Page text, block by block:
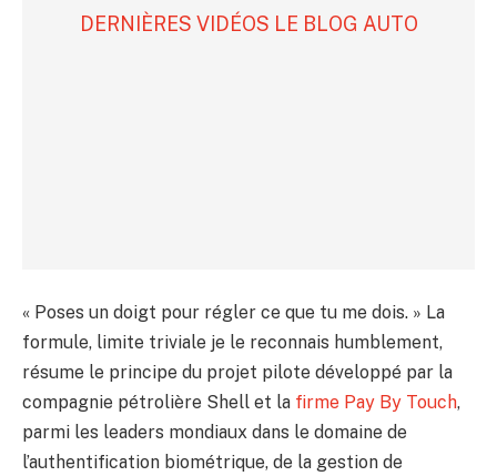
DERNIÈRES VIDÉOS LE BLOG AUTO
« Poses un doigt pour régler ce que tu me dois. » La
formule, limite triviale je le reconnais humblement,
résume le principe du projet pilote développé par la
compagnie pétrolière Shell et la firme Pay By Touch,
parmi les leaders mondiaux dans le domaine de
l’authentification biométrique, de la gestion de